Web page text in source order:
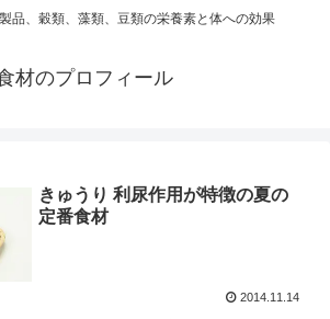
品、穀類、藻類、豆類の栄養素と体への効果
材のプロフィール
きゅうり 利尿作用が特徴の夏の
定番食材
2014.11.14